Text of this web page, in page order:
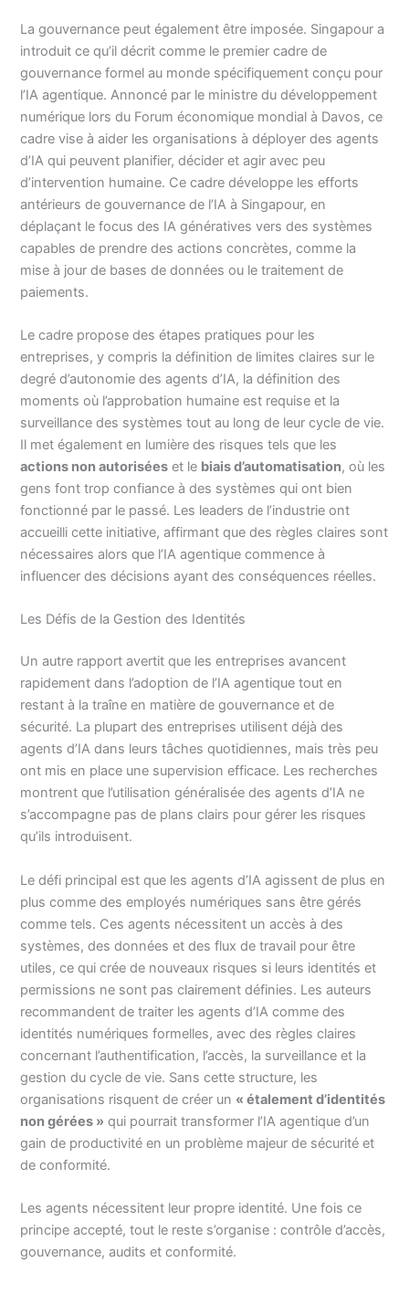
La gouvernance peut également être imposée. Singapour a
introduit ce qu’il décrit comme le premier cadre de
gouvernance formel au monde spécifiquement conçu pour
l’IA agentique. Annoncé par le ministre du développement
numérique lors du Forum économique mondial à Davos, ce
cadre vise à aider les organisations à déployer des agents
d’IA qui peuvent planifier, décider et agir avec peu
d’intervention humaine. Ce cadre développe les efforts
antérieurs de gouvernance de l’IA à Singapour, en
déplaçant le focus des IA génératives vers des systèmes
capables de prendre des actions concrètes, comme la
mise à jour de bases de données ou le traitement de
paiements.
Le cadre propose des étapes pratiques pour les
entreprises, y compris la définition de limites claires sur le
degré d’autonomie des agents d’IA, la définition des
moments où l’approbation humaine est requise et la
surveillance des systèmes tout au long de leur cycle de vie.
Il met également en lumière des risques tels que les
actions non autorisées et le biais d’automatisation, où les
gens font trop confiance à des systèmes qui ont bien
fonctionné par le passé. Les leaders de l’industrie ont
accueilli cette initiative, affirmant que des règles claires sont
nécessaires alors que l’IA agentique commence à
influencer des décisions ayant des conséquences réelles.
Les Défis de la Gestion des Identités
Un autre rapport avertit que les entreprises avancent
rapidement dans l’adoption de l’IA agentique tout en
restant à la traîne en matière de gouvernance et de
sécurité. La plupart des entreprises utilisent déjà des
agents d’IA dans leurs tâches quotidiennes, mais très peu
ont mis en place une supervision efficace. Les recherches
montrent que l’utilisation généralisée des agents d’IA ne
s’accompagne pas de plans clairs pour gérer les risques
qu’ils introduisent.
Le défi principal est que les agents d’IA agissent de plus en
plus comme des employés numériques sans être gérés
comme tels. Ces agents nécessitent un accès à des
systèmes, des données et des flux de travail pour être
utiles, ce qui crée de nouveaux risques si leurs identités et
permissions ne sont pas clairement définies. Les auteurs
recommandent de traiter les agents d’IA comme des
identités numériques formelles, avec des règles claires
concernant l’authentification, l’accès, la surveillance et la
gestion du cycle de vie. Sans cette structure, les
organisations risquent de créer un « étalement d’identités
non gérées » qui pourrait transformer l’IA agentique d’un
gain de productivité en un problème majeur de sécurité et
de conformité.
Les agents nécessitent leur propre identité. Une fois ce
principe accepté, tout le reste s’organise : contrôle d’accès,
gouvernance, audits et conformité.